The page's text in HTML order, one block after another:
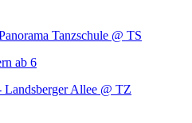
Tanzschule @ TS
ab 6
Allee @ TZ